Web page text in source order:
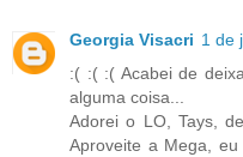
Georgia Visacri 1 de
:( :( :( Acabei de
alguma coisa...
Adorei o LO, Tays,
Aproveite a Mega,